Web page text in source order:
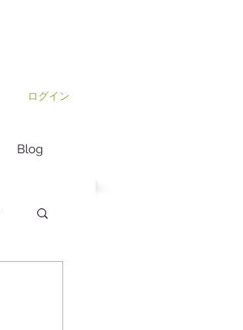
ログイン
Blog